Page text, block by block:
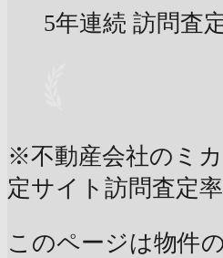
5年連続 訪問査
※不動産会社のミ
定サイト訪問査定
このページは物件